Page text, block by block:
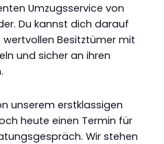
Umzugsservice von
Du kannst dich darauf
Besitztümer mit
und sicher an ihren
unserem erstklassigen
heute einen Termin für
Wir stehen